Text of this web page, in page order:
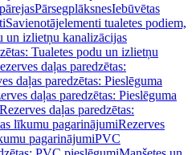
PārsegplāksnesIebūvētas
Savienotājelementi tualetes podiem,
un izlietņu kanalizācijas
Tualetes podu un izlietņu
daļas paredzētas:
daļas paredzētas: Pieslēguma
daļas paredzētas: Pieslēguma
Rezerves daļas paredzētas:
līkumu pagarinājumiRezerves
pagarinājumiPVC